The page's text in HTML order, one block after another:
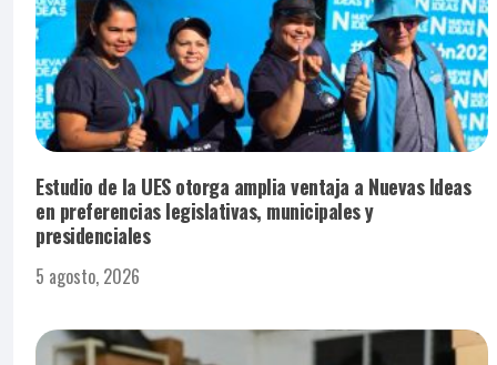
Estudio de la UES otorga amplia ventaja a Nuevas Ideas
en preferencias legislativas, municipales y
presidenciales
5 agosto, 2026